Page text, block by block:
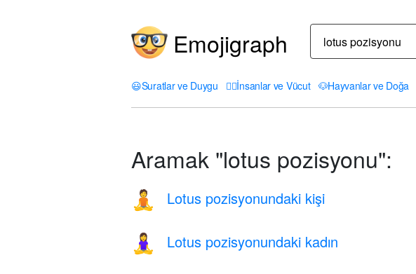
Emojigraph
😃Suratlar ve Duygu 🤦‍♀️İnsanlar ve Vücut 🐶Hayvanlar ve Doğa
Aramak "lotus pozisyonu":
🧘 Lotus pozisyonundaki kişi
🧘‍♀️ Lotus pozisyonundaki kadın